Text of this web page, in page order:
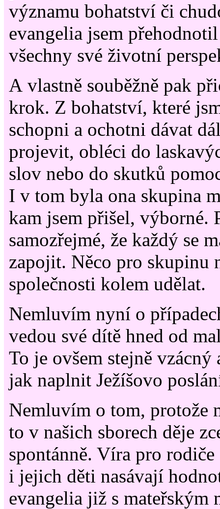
významu bohatství či
evangelia jsem
všechny své životní
A vlastně souběžně pak
krok. Z bohatství, které
schopni a ochotni dávat
projevit, obléci do
slov nebo do skutků
I v tom byla ona skupina
kam jsem přišel, výborné.
samozřejmé, že každý se
zapojit. Něco pro skupinu
společnosti kolem udělat.
Nemluvím nyní o
vedou své dítě hned od
To je ovšem stejně vzácný
jak naplnit Ježíšovo
Nemluvím o tom, protože
to v našich sborech děje
spontánně. Víra pro
i jejich děti nasávají
evangelia již s mateřským